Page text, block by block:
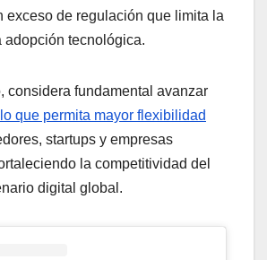
exceso de regulación que limita la
adopción tecnológica.
considera fundamental avanzar
que permita mayor flexibilidad
startups y empresas
la competitividad del
digital global.